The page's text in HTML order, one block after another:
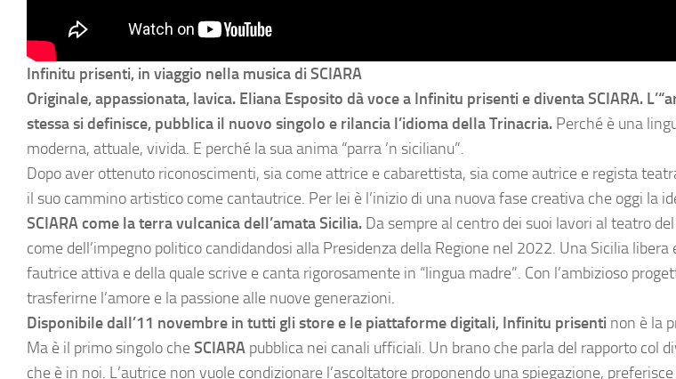
Infinitu prisenti, in viaggio nella musica di SCIARA
Originale, appassionata, lavica. Eliana Esposito dà voce a Infinitu prisenti e diventa SCIARA.
stessa si definisce, pubblica il nuovo singolo e rilancia l’idioma della Trinacria. Perché è una
moderna, attuale, vivida. E perché la sua anima “parra ’n sicilianu”.
Dopo aver ottenuto riconoscimenti, sia come attrice e cabarettista, sia come autrice e regista
il suo cammino artistico come cantautrice. Per lei è l’inizio di una nuova fase creativa che oggi la
SCIARA come la terra vulcanica dell’amata Sicilia. Da sempre al centro dei suoi lavori al teatro
come dell’impegno politico candidandosi alla Presidenza della Regione nel 2022. Una Sicilia
fautrice attiva e della quale scrive e canta rigorosamente in “lingua madre”. Con l’ambizioso
trasferirne l’amore e la passione alle nuove generazioni.
Disponibile dall’11 novembre in tutti gli store e le piattaforme digitali, Infinitu prisenti non è la
Ma è il primo singolo cheSCIARA pubblica nei canali ufficiali. Un brano che parla del rapporto col
che è in noi. L’autrice non vuole condizionare l’ascoltatore proponendo una spiegazione,